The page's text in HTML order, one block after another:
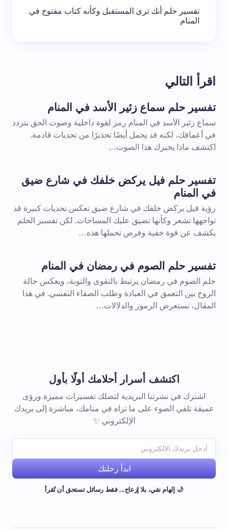
تفسير حلم أنك ترى المستقبل وكأنه كتاب مفتوح في
المنام
اقرأ التالي
تفسير حلم سماع زئير الأسد في المنام
سماع زئير الأسد في المنام رمز لقوة داخلية وصوت الحق يتردد
في أعماقك، لكنه قد يحمل أيضًا تحذيرًا من تحديات قادمة.
اكتشف ماذا يخبرك هذا الصوت…
تفسير حلم فيل يركض خلفك في شارع ضيق
في المنام
رؤية فيل يركض خلفك في شارع ضيق تعكس تحديات كبيرة قد
تواجهها تشعر وكأنها تضيق عليك المساحات. لكن تفسير الحلم
يكشف عن قوة خفية وفرص تحملها هذه…
تفسير حلم الصوم في رمضان في المنام
حلم الصوم في رمضان يرتبط بالتقوى والتوبة، ويعكس حالة
الروح بين التعمق في العبادة وطلب الصفاء النفسي. في هذا
المقال، نستعرض الرموز والدلالات…
اكتشف أسرار أحلامك أولًا بأول
اشترك في نشرتنا البريدية لتصلك تفسيرات مميزة ورؤى
عميقة تلقي الضوء على ما تراه في منامك، مباشرة إلى بريدك
الإلكتروني ✨
ابدأ رحلتك
🌙 إلهام نقي، بلا إزعاج... فقط رسائل تستحق أن تُقرأ